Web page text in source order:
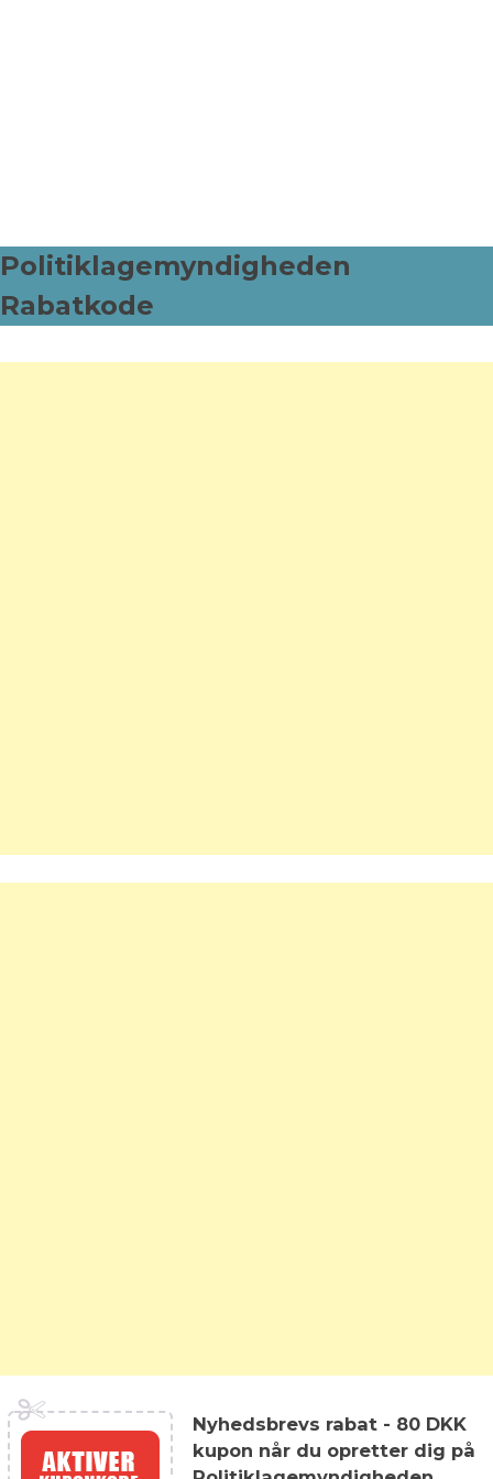
Politiklagemyndigheden
Rabatkode
Nyhedsbrevs rabat - 80 DKK
kupon når du opretter dig på